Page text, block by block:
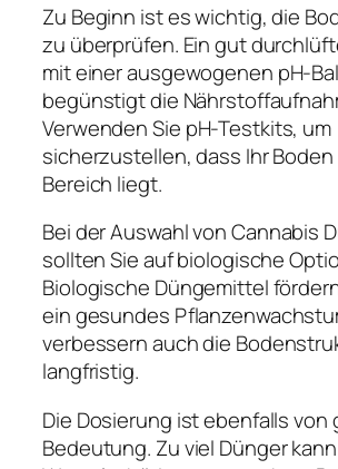
Zu Beginn ist es wichtig, die
zu überprüfen. Ein gut
mit einer ausgewogenen pH-
begünstigt die
Verwenden Sie pH-Testkits, um
sicherzustellen, dass Ihr
Bereich liegt.
Bei der Auswahl von Cannabis
sollten Sie auf biologische
Biologische Düngemittel
ein gesundes
verbessern auch die
langfristig.
Die Dosierung ist ebenfalls von
Bedeutung. Zu viel Dünger kann